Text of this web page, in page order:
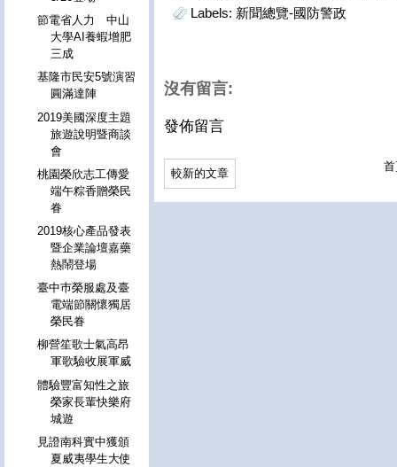
Labels: 新聞總覽-國防警政
沒有留言:
發佈留言
較新的文章
節電省人力 中山
大學AI養蝦增肥
三成
基隆市民安5號演習
圓滿達陣
2019美國深度主題
旅遊說明暨商談
會
桃園榮欣志工傳愛
端午粽香贈榮民
眷
2019核心產品發表
暨企業論壇嘉藥
熱鬧登場
臺中巿榮服處及臺
電端節關懷獨居
榮民眷
柳營笙歌士氣高昂
軍歌驗收展軍威
體驗豐富知性之旅
榮家長輩快樂府
城遊
見證南科實中獲頒
夏威夷學生大使